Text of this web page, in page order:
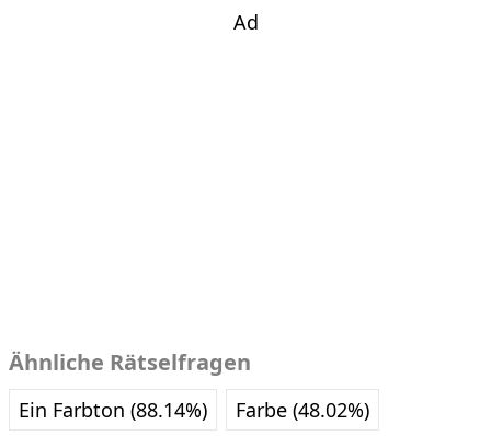
Ad
Ähnliche Rätselfragen
Ein Farbton (88.14%)
Farbe (48.02%)